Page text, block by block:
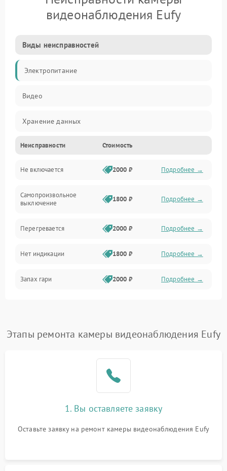
видеонаблюдения Eufy
Виды неисправностей
Электропитание
Видео
Хранение данных
Неисправности Стоимость
Не включается 2000 ₽ Подробнее →
Самопроизвольное
выключение
1800 ₽ Подробнее →
Перегревается 2000 ₽ Подробнее →
Нет индикации 1800 ₽ Подробнее →
Запах гари 2000 ₽ Подробнее →
Этапы ремонта камеры видеонаблюдения Eufy
1. Вы оставляете заявку
Оставьте заявку на ремонт камеры видеонаблюдения Eufy